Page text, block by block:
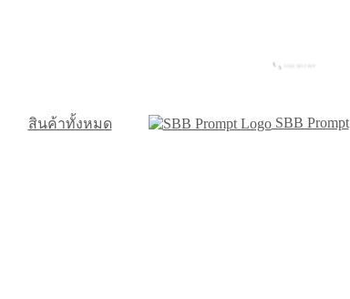
สินค้าทั้งหมด SBB Prompt